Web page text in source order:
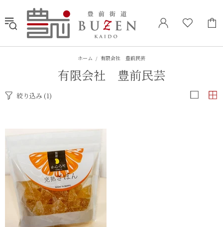
ホーム 有限会社 豊前民芸
有限会社 豊前民芸
絞り込み (1)